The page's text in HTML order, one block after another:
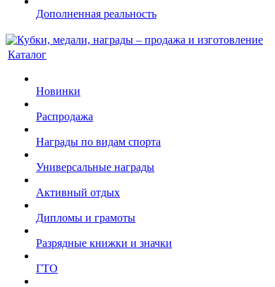
Дополненная реальность
Каталог
Новинки
Распродажа
Награды по видам спорта
Универсальные награды
Активный отдых
Дипломы и грамоты
Разрядные книжки и значки
ГТО